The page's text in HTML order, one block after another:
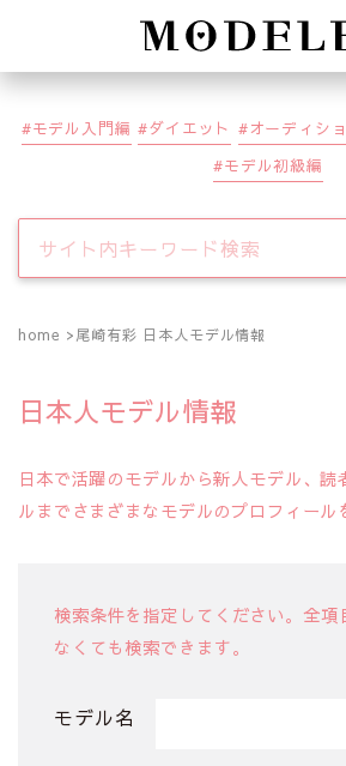
モデル入門編 ダイエット オーディシ
モデル初級編
home 尾崎有彩 日本人モデル情報
日本人モデル情報
日本で活躍のモデルから新人モデル、
ルまでさまざまなモデルのプロフィール
検索条件を指定してください。全項
なくても検索できます。
モデル名